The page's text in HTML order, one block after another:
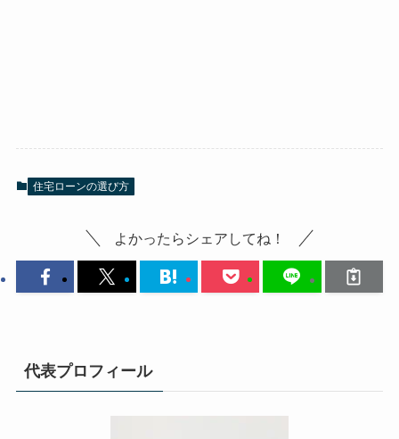
住宅ローンの選び方
よかったらシェアしてね！
代表プロフィール